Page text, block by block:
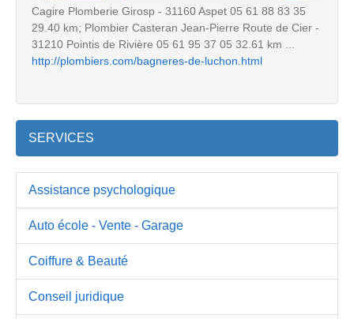
Cagire Plomberie Girosp - 31160 Aspet 05 61 88 83 35
29.40 km; Plombier Casteran Jean-Pierre Route de Cier -
31210 Pointis de Rivière 05 61 95 37 05 32.61 km ...
http://plombiers.com/bagneres-de-luchon.html
SERVICES
Assistance psychologique
Auto école - Vente - Garage
Coiffure & Beauté
Conseil juridique